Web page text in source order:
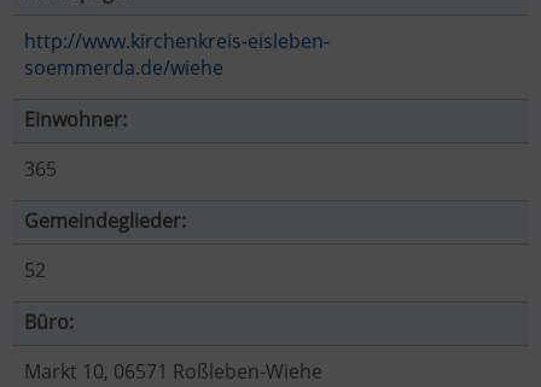
http://www.kirchenkreis-eisleben-
soemmerda.de/wiehe
Einwohner:
365
Gemeindeglieder:
52
Büro:
Markt 10, 06571 Roßleben-Wiehe